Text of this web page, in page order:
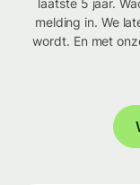
laatste 5 jaar.
melding in. We
wordt. En met